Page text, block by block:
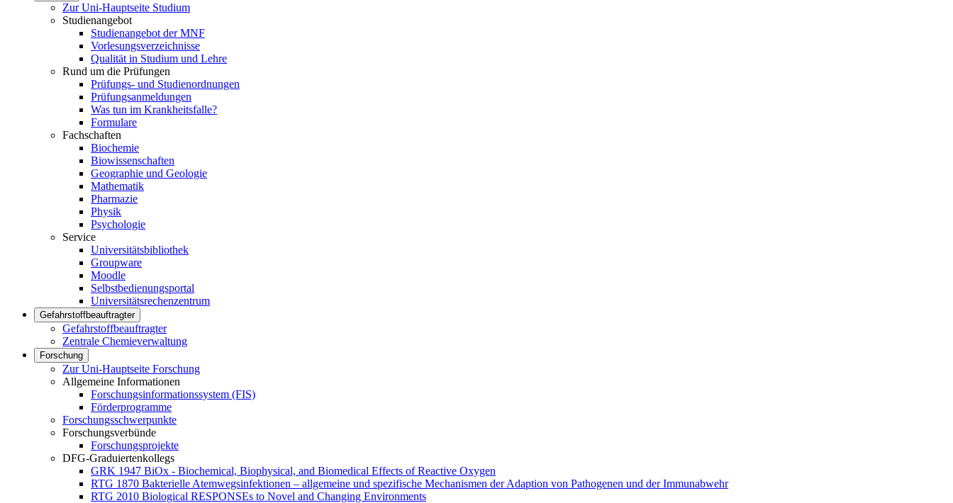
Zur Uni-Hauptseite Studium
Studienangebot
Studienangebot der MNF
Vorlesungsverzeichnisse
Qualität in Studium und Lehre
Rund um die Prüfungen
Prüfungs- und Studienordnungen
Prüfungsanmeldungen
Was tun im Krankheitsfalle?
Formulare
Fachschaften
Biochemie
Biowissenschaften
Geographie und Geologie
Mathematik
Pharmazie
Physik
Psychologie
Service
Universitätsbibliothek
Groupware
Moodle
Selbstbedienungsportal
Universitätsrechenzentrum
Gefahrstoffbeauftragter
Gefahrstoffbeauftragter
Zentrale Chemieverwaltung
Forschung
Zur Uni-Hauptseite Forschung
Allgemeine Informationen
Forschungsinformationssystem (FIS)
Förderprogramme
Forschungsschwerpunkte
Forschungsverbünde
Forschungsprojekte
DFG-Graduiertenkollegs
GRK 1947 BiOx - Biochemical, Biophysical, and Biomedical Effects of Reactive Oxygen
RTG 1870 Bakterielle Atemwegsinfektionen – allgemeine und spezifische Mechanismen der Adaption von Pathogenen und der Immunabwehr
RTG 2010 Biological RESPONSEs to Novel and Changing Environments